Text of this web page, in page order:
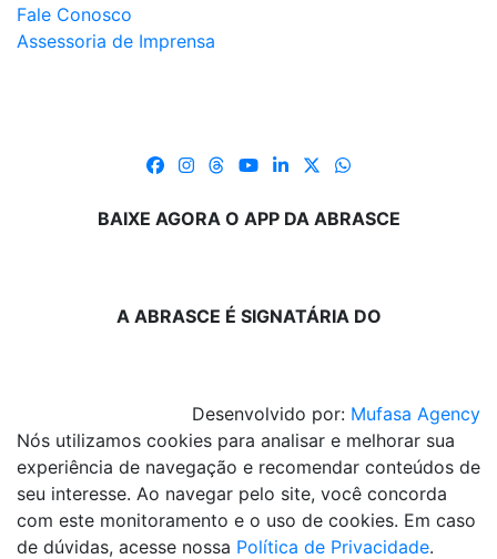
Fale Conosco
Assessoria de Imprensa
BAIXE AGORA O APP DA ABRASCE
A ABRASCE É SIGNATÁRIA DO
Desenvolvido por: Mufasa Agency
Nós utilizamos cookies para analisar e melhorar sua
experiência de navegação e recomendar conteúdos de
seu interesse. Ao navegar pelo site, você concorda
com este monitoramento e o uso de cookies. Em caso
de dúvidas, acesse nossa Política de Privacidade.